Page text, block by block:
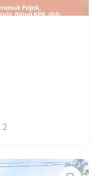
2